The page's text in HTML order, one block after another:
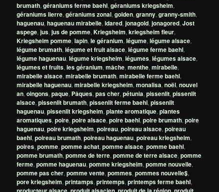
brumath,géraniums ferme baehl,géraniums kriegsheim,
géraniums lierre,géraniums zonal,golden,granny,granny-smith,
haguenau,haguenau mirabelle,idared,jonagold,jonagored,Jost
aspege,jus,jus de pomme,Kriegsheim,kriegsheim fleur,
Kriegsheim pomme,lapin,le géranium,légume,légume alsace,
légume brumath,légume et fruit alsace,légume ferme baehl,
légume haguenau,légume kriegsheim,légumes,légumes alsace,
légumes et fruits,les géranium,mâche,menthe,mirabelle,
mirabelle alsace,mirabelle brumath,mirabelle ferme baehl,
mirabelle haguenau,mirabelle kriegsheim,monalisa,noël,nouvel
an,oingons,paque, Pâques,pas cher,pétunia,pissenlit,pissenlit
alsace,pissenlit brumath,pissenlit ferme baehl,pissenlit
haguenau,pissenlit kriegsheim,plante aromatique,plantes
aromatiques,poire,poire alsace,poire baehl,poire brumath,poire
haguenau,poire kriegsheim,poireau,poireau alsace,poireau
baehl,poireau brumath,poireau haguenau,poireau kriegsheim,
poires,pomme,pomme achat,pomme alsace,pomme baehl,
pomme brumath,pomme de terre,pomme de terre alsace,pomme
ferme,pomme haguenau,pomme kriegsheim,pomme nouvelle,
pomme pas cher,pomme vente,pommes,pommes nouvelle$,
pore kriegsheim,printamps,printemps,printemps ferme baehl,
, , ,